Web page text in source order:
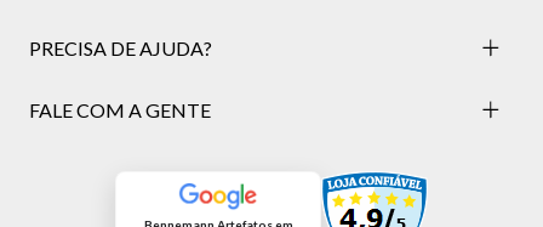
PRECISA DE AJUDA?
FALE COM A GENTE
Bennemann Artefatos em